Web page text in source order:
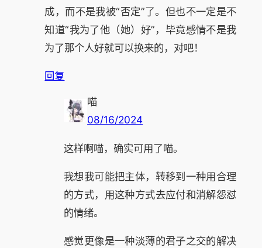
成，而不是我被“否定”了。但也不一定是不
知道“我为了他（她）好”，毕竟感情不是我
为了那个人好就可以换来的，对吧！
回复
喵
08/16/2024
这样啊喵，确实可用了喵。
我想我可能把主体，转移到一种用合理
的方式，用这种方式去应付和消解怨怼
的情绪。
感觉更像是一种淡薄的君子之交的解决